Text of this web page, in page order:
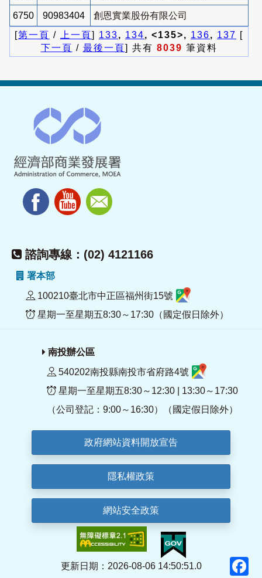
6750 90983404
創恩實業股份有限公司
[第一頁 / 上一頁] 133, 134, <135>, 136, 137 [
下一頁 / 最後一頁] 共有 8039 筆資料
諮詢專線：(02) 4121166
署本部
100210臺北市中正區福州街15號
星期一至星期五8:30～17:30（國定假日除外）
南投辦公區
540202南投縣南投市省府路4號
星期一至星期五8:30～12:30 | 13:30～17:30
（公司登記：9:00～16:30）（國定假日除外）
政府網站資料開放宣告
隱私權政策
網站安全政策
更新日期：2026-08-06 14:50:51.0